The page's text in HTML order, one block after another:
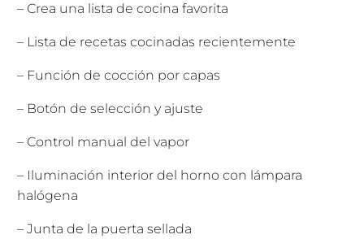
– Crea una lista de cocina favorita
– Lista de recetas cocinadas recientemente
– Función de cocción por capas
– Botón de selección y ajuste
– Control manual del vapor
– Iluminación interior del horno con lámpara
halógena
– Junta de la puerta sellada